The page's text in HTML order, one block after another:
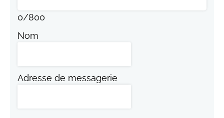
0/800
Nom
Adresse de messagerie